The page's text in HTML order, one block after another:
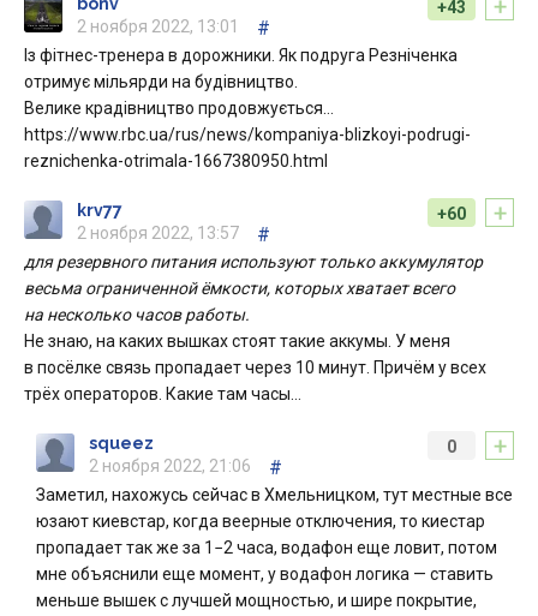
+43
bonv
2 ноября 2022, 13:01
#
Із фітнес-тренера в дорожники. Як подруга Резніченка
отримує мільярди на будівництво.
Велике крадівництво продовжується…
https://www.rbc.ua/rus/news/kompaniya-blizkoyi-podrugi-
reznichenka-otrimala-1667380950.html
+
+60
krv77
2 ноября 2022, 13:57
#
для резервного питания используют только аккумулятор
весьма ограниченной ёмкости, которых хватает всего
на несколько часов работы.
Не знаю, на каких вышках стоят такие аккумы. У меня
в посёлке связь пропадает через 10 минут. Причём у всех
трёх операторов. Какие там часы…
+
0
squeez
2 ноября 2022, 21:06
#
Заметил, нахожусь сейчас в Хмельницком, тут местные все
юзают киевстар, когда веерные отключения, то киестар
пропадает так же за 1−2 часа, водафон еще ловит, потом
мне объяснили еще момент, у водафон логика — ставить
меньше вышек с лучшей мощностью, и шире покрытие,